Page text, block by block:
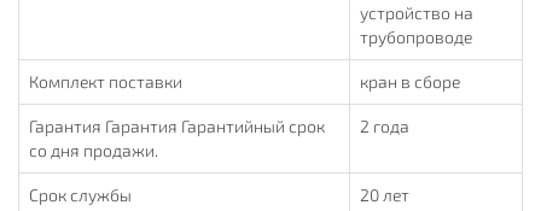
устройство на
трубопроводе
Комплект поставки кран в сборе
Гарантия Гарантия Гарантийный срок
со дня продажи.
2 года
Срок службы 20 лет